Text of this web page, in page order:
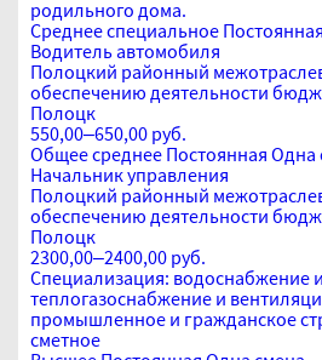
родильного дома.
Среднее специальное Постоянная
Водитель автомобиля
Полоцкий районный
обеспечению деятельности
Полоцк
550,00–650,00 руб.
Общее среднее Постоянная Одна
Начальник управления
Полоцкий районный
обеспечению деятельности
Полоцк
2300,00–2400,00 руб.
Специализация: водоснабжение
теплогазоснабжение и
промышленное и гражданское
сметное